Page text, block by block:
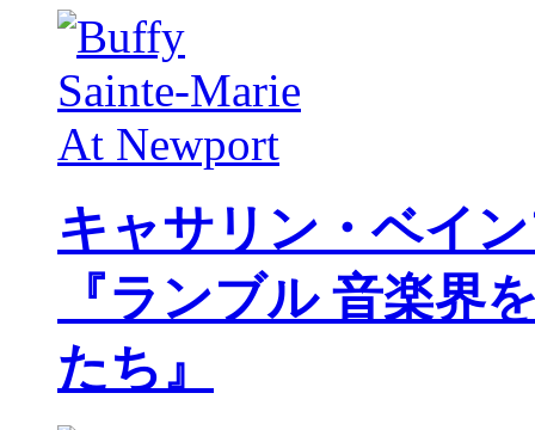
キャサリン・ベイ
『ランブル 音楽界
たち』